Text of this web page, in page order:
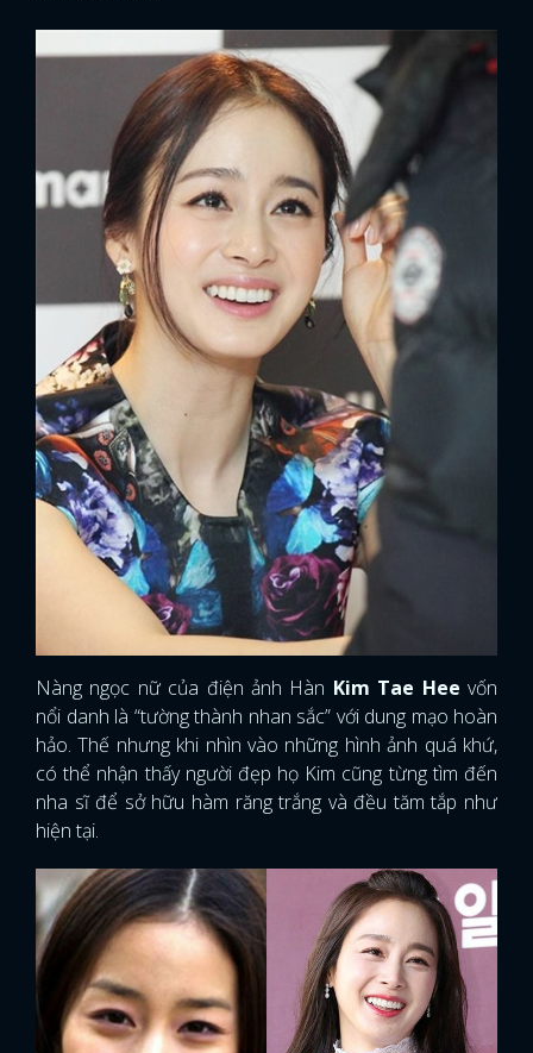
Nàng ngọc nữ của điện ảnh Hàn Kim Tae Heevốn
nổi danh là “tường thành nhan sắc” với dung mạo hoàn
hảo. Thế nhưng khi nhìn vào những hình ảnh quá khứ,
có thể nhận thấy người đẹp họ Kim cũng từng tìm đến
nha sĩ để sở hữu hàm răng trắng và đều tăm tắp như
hiện tại.